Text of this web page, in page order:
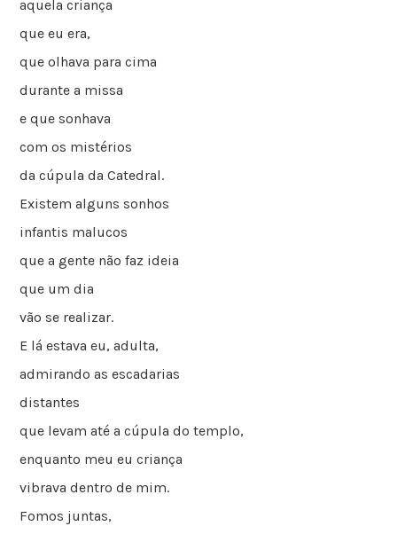
aquela criança
que eu era,
que olhava para cima
durante a missa
e que sonhava
com os mistérios
da cúpula da Catedral.
Existem alguns sonhos
infantis malucos
que a gente não faz ideia
que um dia
vão se realizar.
E lá estava eu, adulta,
admirando as escadarias
distantes
que levam até a cúpula do templo,
enquanto meu eu criança
vibrava dentro de mim.
Fomos juntas,